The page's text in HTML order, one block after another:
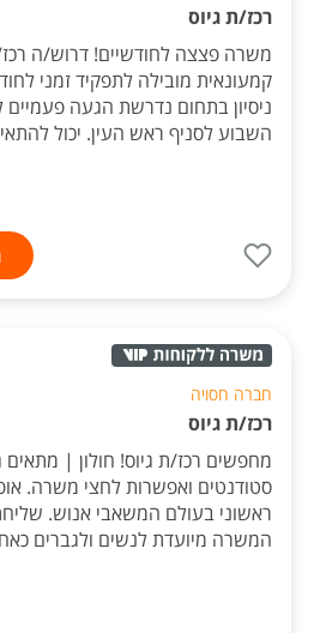
רכז/ת גיוס
משרה פצצה לחודשיים! דרוש/ה
קמעונאית מובילה לתפקיד זמני
ניסיון בתחום נדרשת הגעה פעמיים
השבוע לסניף ראש העין. יכול
חברה חסויה
רכז/ת גיוס
מחפשים רכז/ת גיוס! חולון |
סטודנטים ואפשרות לחצי משרה.
ראשוני בעולם המשאבי אנוש.
המשרה מיועדת לנשים ולגברים